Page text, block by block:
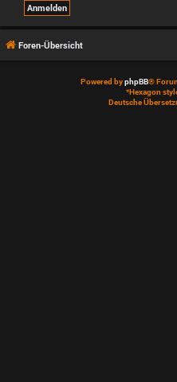
Foren-Übersicht
Powered byphpBB®
*Hexagon
Deutsche